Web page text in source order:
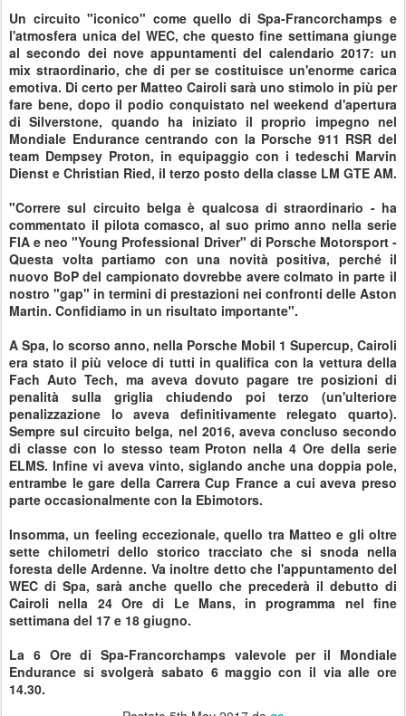
Un circuito "iconico" come quello di Spa-Francorchamps e
l'atmosfera unica del WEC, che questo fine settimana giunge
al secondo dei nove appuntamenti del calendario 2017: un
mix straordinario, che di per se costituisce un'enorme carica
emotiva. Di certo per Matteo Cairoli sarà uno stimolo in più per
fare bene, dopo il podio conquistato nel weekend d'apertura
di Silverstone, quando ha iniziato il proprio impegno nel
Mondiale Endurance centrando con la Porsche 911 RSR del
team Dempsey Proton, in equipaggio con i tedeschi Marvin
Dienst e Christian Ried, il terzo posto della classe LM GTE AM.
"Correre sul circuito belga è qualcosa di straordinario - ha
commentato il pilota comasco, al suo primo anno nella serie
FIA e neo "Young Professional Driver" di Porsche Motorsport -
Questa volta partiamo con una novità positiva, perché il
nuovo BoP del campionato dovrebbe avere colmato in parte il
nostro "gap" in termini di prestazioni nei confronti delle Aston
Martin. Confidiamo in un risultato importante".
A Spa, lo scorso anno, nella Porsche Mobil 1 Supercup, Cairoli
era stato il più veloce di tutti in qualifica con la vettura della
Fach Auto Tech, ma aveva dovuto pagare tre posizioni di
penalità sulla griglia chiudendo poi terzo (un'ulteriore
penalizzazione lo aveva definitivamente relegato quarto).
Sempre sul circuito belga, nel 2016, aveva concluso secondo
di classe con lo stesso team Proton nella 4 Ore della serie
ELMS. Infine vi aveva vinto, siglando anche una doppia pole,
entrambe le gare della Carrera Cup France a cui aveva preso
parte occasionalmente con la Ebimotors.
Insomma, un feeling eccezionale, quello tra Matteo e gli oltre
sette chilometri dello storico tracciato che si snoda nella
foresta delle Ardenne. Va inoltre detto che l'appuntamento del
WEC di Spa, sarà anche quello che precederà il debutto di
Cairoli nella 24 Ore di Le Mans, in programma nel fine
settimana del 17 e 18 giugno.
La 6 Ore di Spa-Francorchamps valevole per il Mondiale
Endurance si svolgerà sabato 6 maggio con il via alle ore
14.30.